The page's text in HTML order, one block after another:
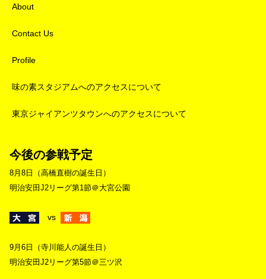
About
Contact Us
Profile
味の素スタジアムへのアクセスについて
東京ジャイアンツタウンへのアクセスについて
今後の参戦予定
8月8日（高橋直樹の誕生日）
明治安田J2リーグ第1節＠大宮公園
vs
9月6日（寺川能人の誕生日）
明治安田J2リーグ第5節＠三ツ沢